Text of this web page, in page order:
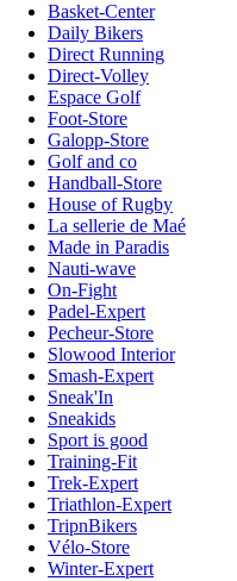
Basket-Center
Daily Bikers
Direct Running
Direct-Volley
Espace Golf
Foot-Store
Galopp-Store
Golf and co
Handball-Store
House of Rugby
La sellerie de Maé
Made in Paradis
Nauti-wave
On-Fight
Padel-Expert
Pecheur-Store
Slowood Interior
Smash-Expert
Sneak'In
Sneakids
Sport is good
Training-Fit
Trek-Expert
Triathlon-Expert
TripnBikers
Vélo-Store
Winter-Expert